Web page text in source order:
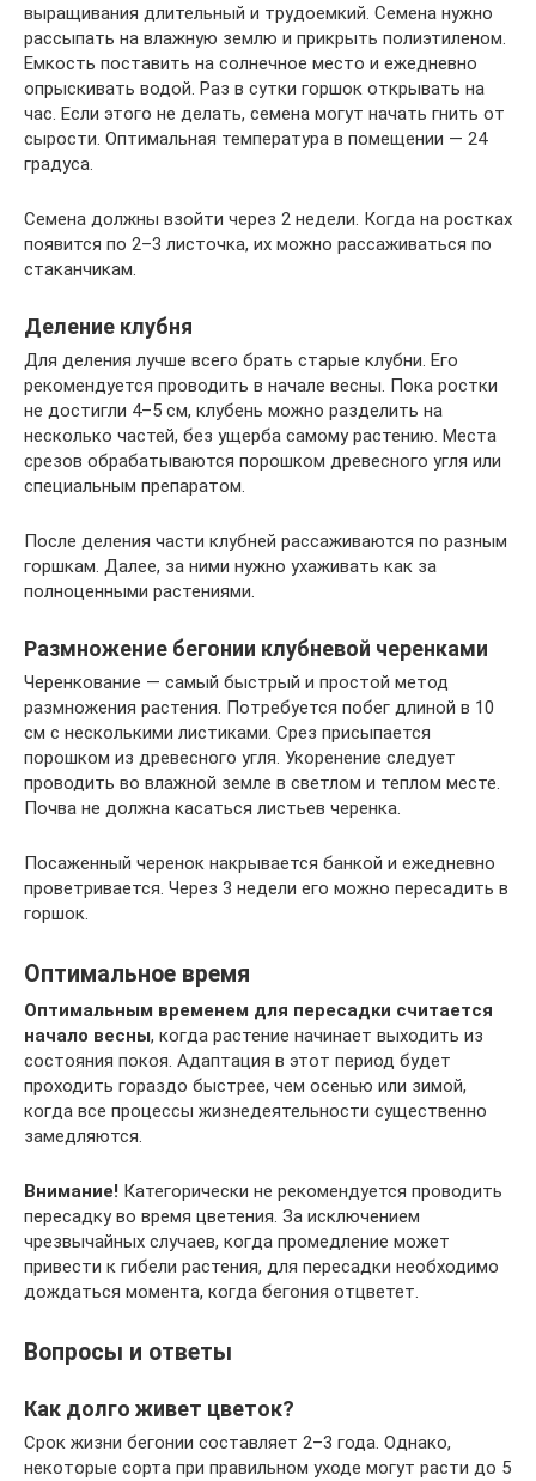
выращивания длительный и трудоемкий. Семена нужно
рассыпать на влажную землю и прикрыть полиэтиленом.
Емкость поставить на солнечное место и ежедневно
опрыскивать водой. Раз в сутки горшок открывать на
час. Если этого не делать, семена могут начать гнить от
сырости. Оптимальная температура в помещении — 24
градуса.
Семена должны взойти через 2 недели. Когда на ростках
появится по 2–3 листочка, их можно рассаживаться по
стаканчикам.
Деление клубня
Для деления лучше всего брать старые клубни. Его
рекомендуется проводить в начале весны. Пока ростки
не достигли 4–5 см, клубень можно разделить на
несколько частей, без ущерба самому растению. Места
срезов обрабатываются порошком древесного угля или
специальным препаратом.
После деления части клубней рассаживаются по разным
горшкам. Далее, за ними нужно ухаживать как за
полноценными растениями.
Размножение бегонии клубневой черенками
Черенкование — самый быстрый и простой метод
размножения растения. Потребуется побег длиной в 10
см с несколькими листиками. Срез присыпается
порошком из древесного угля. Укоренение следует
проводить во влажной земле в светлом и теплом месте.
Почва не должна касаться листьев черенка.
Посаженный черенок накрывается банкой и ежедневно
проветривается. Через 3 недели его можно пересадить в
горшок.
Оптимальное время
Оптимальным временем для пересадки считается
начало весны, когда растение начинает выходить из
состояния покоя. Адаптация в этот период будет
проходить гораздо быстрее, чем осенью или зимой,
когда все процессы жизнедеятельности существенно
замедляются.
Внимание! Категорически не рекомендуется проводить
пересадку во время цветения. За исключением
чрезвычайных случаев, когда промедление может
привести к гибели растения, для пересадки необходимо
дождаться момента, когда бегония отцветет.
Вопросы и ответы
Как долго живет цветок?
Срок жизни бегонии составляет 2–3 года. Однако,
некоторые сорта при правильном уходе могут расти до 5